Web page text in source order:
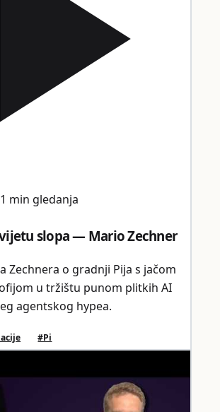
1 min gledanja
slopa — Mario Zechner
Zechnera o gradnji Pija s jačom
u tržištu punom plitkih AI
agentskog hypea.
#Pi